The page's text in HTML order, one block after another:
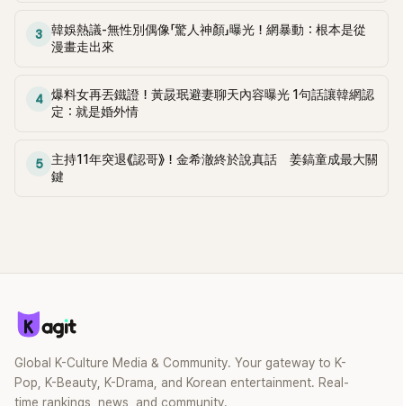
麼大，不知道才奇怪吧。」一來一往，氣氛反而更加輕鬆。 談到
當年情況，李智惠終於鬆口坦言，當時確實被質疑動過隆胸手
解釋，當時隆胸手術幾乎只有「腋下切開」一種方式，「所以我就
想，既然一直說我有做，那我乾脆把腋下給大家看，證明我根
上，早在 2006 年，李智惠就為了證明自己沒有「隆乳」，真的
召開了一場泳裝記者招待會。當時她穿著比基尼站在一排攝影
件。 回顧李智惠的演藝路，她於 1998 年以混聲團體 S#arp 成
員身分出道，該團在 2000 年代初期紅極一時，由李智惠、徐
智英兩位女成員，以及張錫炫、Chris Kim 兩位男成員組成。不
過後來爆出長達四年的團內霸凌風波，甚至傳出徐智英母親對
李智惠言語辱罵、動手等爭議，最終團體於 2002 年解散。 團
3
韓娛熱議-無性別偶像「驚人神顏」曝光！網暴動：根本是從
漫畫走出來
4
爆料女再丟鐵證！黃晸珉避妻聊天內容曝光 1句話讓韓網認
定：就是婚外情
5
主持11年突退《認哥》！金希澈終於說真話 姜鎬童成最大關
鍵
Global K-Culture Media & Community. Your gateway to K-
Pop, K-Beauty, K-Drama, and Korean entertainment. Real-
time rankings, news, and community.